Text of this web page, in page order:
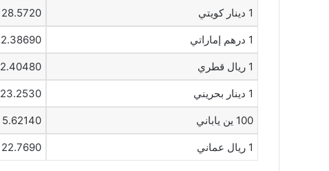
1 دينار كويتي 28.5720
1 درهم إماراتي 2.38690
1 ريال قطري 2.40480
1 دينار بحريني 23.2530
100 ين ياباني 5.62140
1 ريال عماني 22.7690